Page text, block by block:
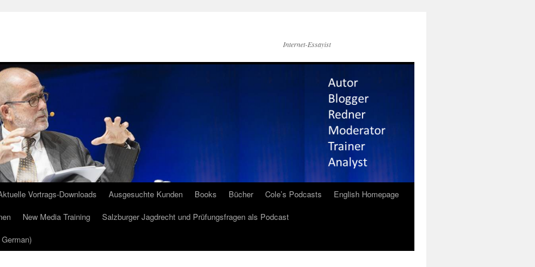
Internet-Essayist
Vortrags-Downloads Ausgesuchte Kunden Books Bücher Cole’s Podcasts
English Homepage
New Media Training
Salzburger Jagdrecht und Prüfungsfragen als Podcast